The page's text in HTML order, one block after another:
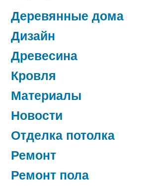
Деревянные дома
Дизайн
Древесина
Кровля
Материалы
Новости
Отделка потолка
Ремонт
Ремонт пола